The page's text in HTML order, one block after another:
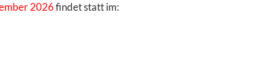
2026findet statt im: